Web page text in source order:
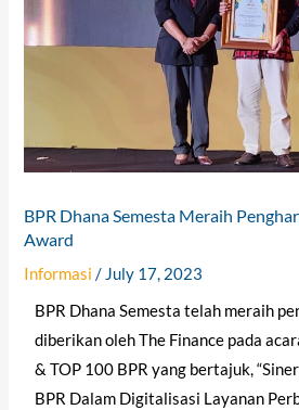
BPR Dhana Semesta Meraih
Award
Informasi / July 17, 2023
BPR Dhana Semesta telah meraih
diberikan oleh The Finance pada
& TOP 100 BPR yang bertajuk,
BPR Dalam Digitalisasi Layanan